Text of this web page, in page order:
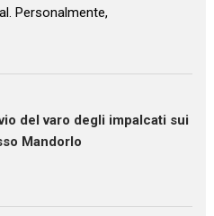
Personalmente,
del varo degli impalcati sui
Mandorlo